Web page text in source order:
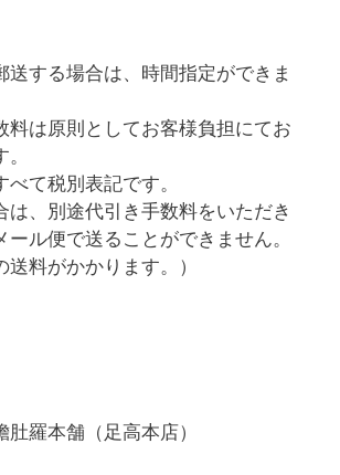
送する場合は、時間指定ができま
料は原則としてお客様負担にてお
べて税別表記です。
は、別途代引き手数料をいただき
ール便で送ることができません。
送料がかかります。）
肚羅本舗（足高本店）